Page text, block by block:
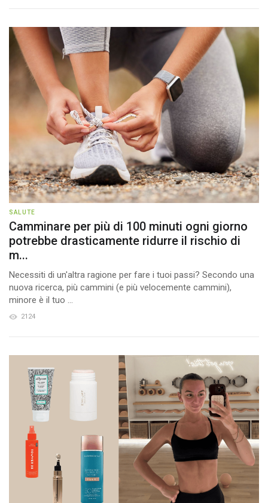
SALUTE
Camminare per più di 100 minuti ogni giorno
potrebbe drasticamente ridurre il rischio di
m...
Necessiti di un'altra ragione per fare i tuoi passi? Secondo una
nuova ricerca, più cammini (e più velocemente cammini),
minore è il tuo ...
2124